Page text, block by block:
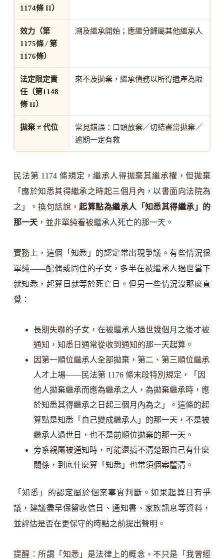
1174條 II）
效力（第
1175條 / 第
1176條）
溯及繼承開始；應繼分歸屬其他繼承人
法定限定責
任（第1148
條 II）
來不及拋棄，繼承債務以所得遺產為限
拋棄 ≠ 代位
常見錯誤：口頭放棄／切結書當拋棄／
逾期一定有救
民法第 1174 條規定，繼承人得拋棄其繼承權，但拋棄
「應於知悉其得繼承之時起三個月內，以書面向法院為
之」。換句話說，起算點為繼承人「知悉其得繼承」的
那一天，並非單純看被繼承人死亡的那一天。
實務上，這個「知悉」的認定常出現爭議。有些情況很
單純——配偶或同住的子女，多半在被繼承人過世當下
就知悉，起算日就等於死亡日。但另一些情況沒那麼直
覺：
長期失聯的子女，在被繼承人過世幾個月之後才被
通知，知悉日通常從收到通知的那一天起算。
因第一順位繼承人全部拋棄，第二、第三順位繼承
人才上場——民法第 1176 條末段特別規定，「因
他人拋棄繼承而應為繼承之人，為拋棄繼承時，應
於知悉其得繼承之日起三個月內為之」。這條的起
算點是知悉「自己變成繼承人」的那一天，不是被
繼承人過世日，也不是前順位拋棄的那一天。
旁系親屬被通知時，可能還搞不清楚跟自己有什麼
關係，到底什麼算「知悉」也常須個案釐清。
「知悉」的認定屬於個案事實判斷。如果起算日有爭
議，建議盡早保留收信日、通知書、家族訊息等資料，
並評估是否在更保守的時點之前提出聲明。
提醒：所謂「知悉」是法律上的概念，不只是「我曾經